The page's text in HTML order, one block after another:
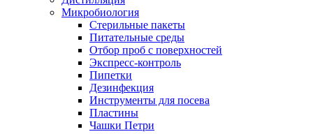
Микробиология
Стерильные пакеты
Питательные среды
Отбор проб с поверхностей
Экспресс-контроль
Пипетки
Дезинфекция
Инструменты для посева
Пластины
Чашки Петри